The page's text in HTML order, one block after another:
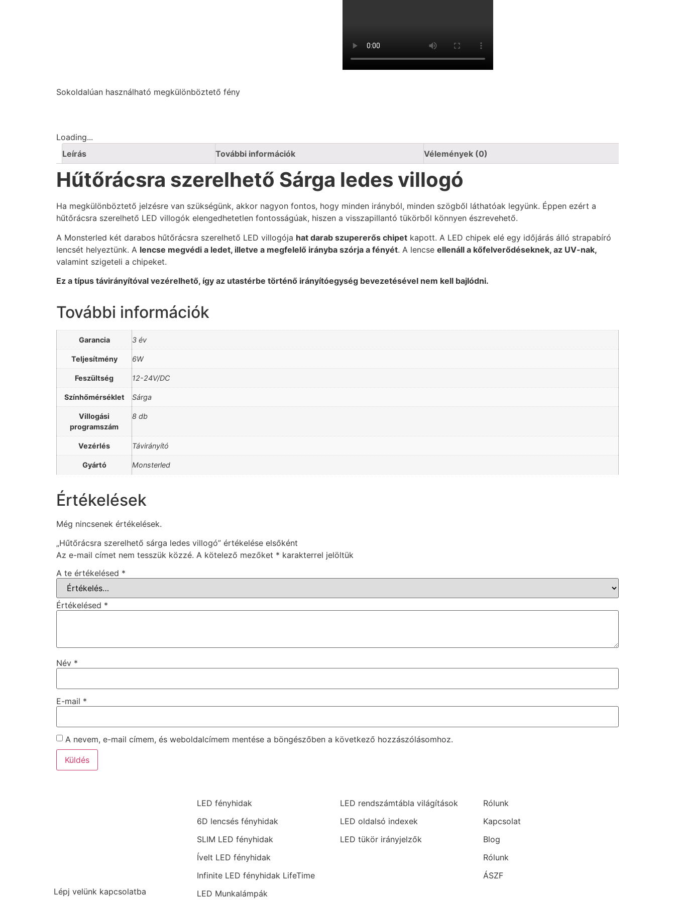
Sokoldalúan használható megkülönböztető fény
Loading...
Leírás
További információk Vélemények (0)
Hűtőrácsra szerelhető Sárga ledes villogó
Ha megkülönböztető jelzésre van szükségünk, akkor nagyon fontos, hogy minden irányból, minden szögből láthatóak legyünk. Éppen ezért a
hűtőrácsra szerelhető LED villogók elengedhetetlen fontosságúak, hiszen a visszapillantó tükörből könnyen észrevehető.
A Monsterled két darabos hűtőrácsra szerelhető LED villogója hat darab szupererős chipet kapott. A LED chipek elé egy időjárás álló strapabíró
lencsét helyeztünk. A lencse megvédi a ledet, illetve a megfelelő irányba szórja a fényét. A lencse ellenáll a kőfelverődéseknek, az UV-nak,
valamint szigeteli a chipeket.
Ez a típus távirányítóval vezérelhető, így az utastérbe történő irányítóegység bevezetésével nem kell bajlódni.
További információk
Garancia 3 év
Teljesítmény 6W
Feszültség 12-24V/DC
Színhőmérséklet Sárga
Villogási
programszám
8 db
Vezérlés Távirányító
Gyártó Monsterled
Értékelések
Még nincsenek értékelések.
„Hűtőrácsra szerelhető sárga ledes villogó” értékelése elsőként
Az e-mail címet nem tesszük közzé. A kötelező mezőket * karakterrel jelöltük
A te értékelésed *
Értékelésed *
Név *
E-mail *
A nevem, e-mail címem, és weboldalcímem mentése a böngészőben a következő hozzászólásomhoz.
Lépj velünk kapcsolatba
LED fényhidak
6D lencsés fényhidak
SLIM LED fényhidak
Ívelt LED fényhidak
Infinite LED fényhidak LifeTime
LED Munkalámpák
LED rendszámtábla világítások
LED oldalsó indexek
LED tükör irányjelzők
Rólunk
Kapcsolat
Blog
Rólunk
ÁSZF
A terméket hozzá adtad a kívánság listához